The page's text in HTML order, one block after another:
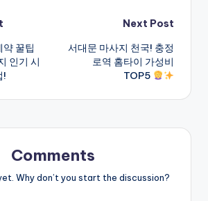
약 꿀팁
인기 시
!
Next Post
서대문 마사지 천국! 충정
로역 홈타이 가성비
TOP5
Comments
Why don’t you start the discussion?